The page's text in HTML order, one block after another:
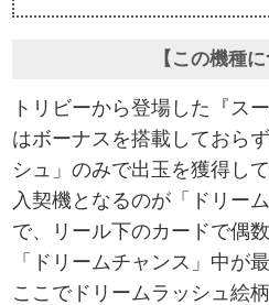
【この機種に
トリビーから登場した『ス
はボーナスを搭載しておら
シュ」のみで出玉を獲得し
入契機となるのが「ドリー
で、リール下のカードで偶
「ドリームチャンス」中が
ここでドリームラッシュ絵